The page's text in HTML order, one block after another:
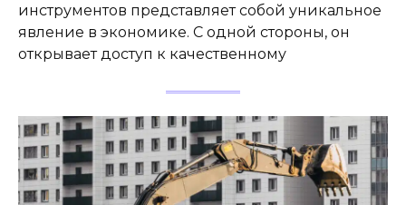
инструментов представляет собой уникальное
явление в экономике. С одной стороны, он
открывает доступ к качественному